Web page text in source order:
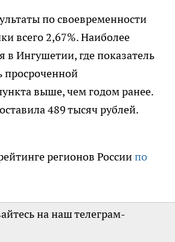
по своевременности
всего 2,67%. Наиболее
в Ингушетии, где показатель
просроченной
выше, чем годом ранее.
489 тысяч рублей.
регионов Россиипо
на наш телеграм-